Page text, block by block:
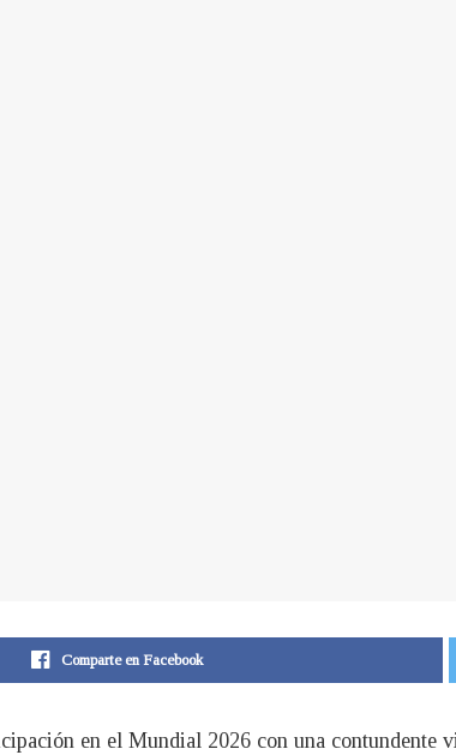
Comparte en Facebook
en el Mundial 2026 con una contundente